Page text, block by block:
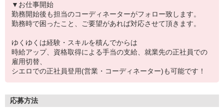
▼お仕事開始
勤務開始後も担当のコーディネーターがフォロー致します。
勤務時で困ったこと、ご要望があれば対応させて頂きます。
ゆくゆくは経験・スキルを積んでからは
時給アップ、資格取得による手当の支給、就業先の正社員での
雇用切替、
シエロでの正社員登用(営業・コーディネーター)も可能です！
応募方法